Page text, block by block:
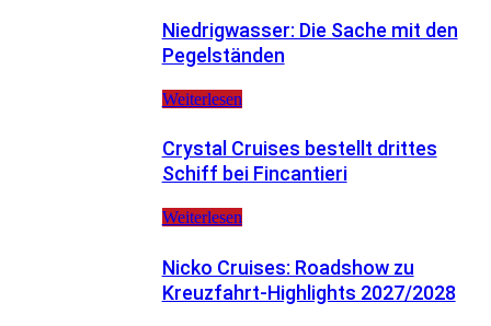
Niedrigwasser: Die Sache mit den
Pegelständen
Weiterlesen
Crystal Cruises bestellt drittes
Schiff bei Fincantieri
Weiterlesen
Nicko Cruises: Roadshow zu
Kreuzfahrt-Highlights 2027/2028